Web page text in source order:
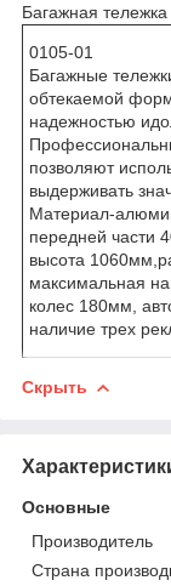
Багажная тележка
0105-01
Багажные
обтекаемой
надежностью
позволяют
выдерживать
Материал-
передней части
высота
максимальная
колес 180мм,
наличие трех
Скрыть
Основные
Производитель
Страна